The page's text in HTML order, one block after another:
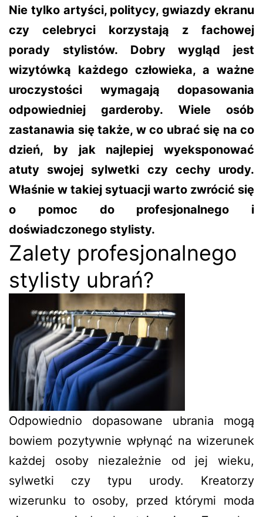
Nie tylko artyści, politycy, gwiazdy ekranu
czy celebryci korzystają z fachowej
porady stylistów. Dobry wygląd jest
wizytówką każdego człowieka, a ważne
uroczystości wymagają dopasowania
odpowiedniej garderoby. Wiele osób
zastanawia się także, w co ubrać się na co
dzień, by jak najlepiej wyeksponować
atuty swojej sylwetki czy cechy urody.
Właśnie w takiej sytuacji warto zwrócić się
o pomoc do profesjonalnego i
doświadczonego stylisty.
Zalety profesjonalnego
stylisty ubrań?
Odpowiednio dopasowane ubrania mogą
bowiem pozytywnie wpłynąć na wizerunek
każdej osoby niezależnie od jej wieku,
sylwetki czy typu urody. Kreatorzy
wizerunku to osoby, przed którymi moda